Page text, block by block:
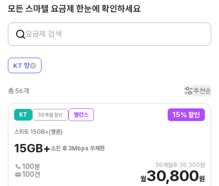
모든 스마텔 요금제 한눈에 확인하세요
KT 망
총 56개 추천순
KT 36개월 할인 밸런스 15% 할인
스위트 15GB+(멜론)
15GB+소진 후 3Mbps 무제한
100분
100건
36개월후 36,300원
월30,800원